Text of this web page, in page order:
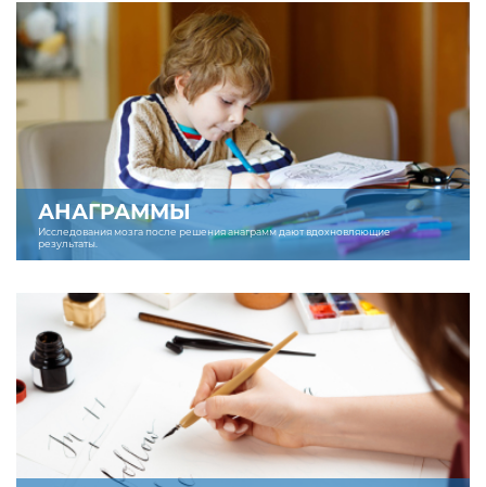
АНАГРАММЫ
Исследования мозга после решения анаграмм дают вдохновляющие
результаты.